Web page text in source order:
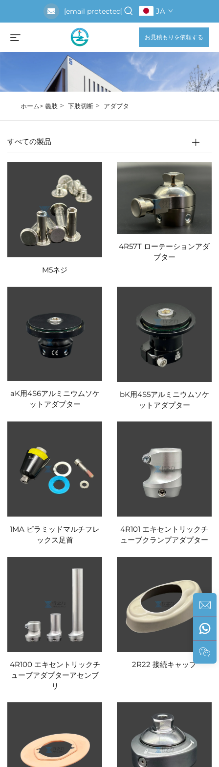
[email protected] JA
お見積もりを依頼する
ホーム> 義肢 > 下肢切断> アダプタ
すべての製品
M5ネジ
4R57T ローテーションアダ
プター
aK用4S6アルミニウムソケ
ットアダプター
bK用4S5アルミニウムソケ
ットアダプター
1MA ピラミッドマルチフレ
ックス足首
4R101 エキセントリックチ
ューブクランプアダプター
4R100 エキセントリックチ
ューブアダプターアセンブ
リ
2R22 接続キャップ